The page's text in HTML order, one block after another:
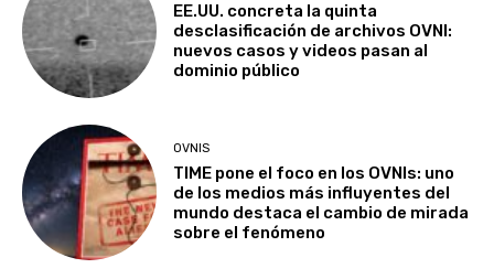
EE.UU. concreta la quinta
desclasificación de archivos OVNI:
nuevos casos y videos pasan al
dominio público
OVNIS
TIME pone el foco en los OVNIs: uno
de los medios más influyentes del
mundo destaca el cambio de mirada
sobre el fenómeno